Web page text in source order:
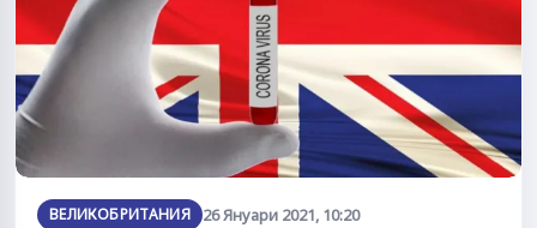
ВЕЛИКОБРИТАНИЯ
26 Януари 2021, 10:20